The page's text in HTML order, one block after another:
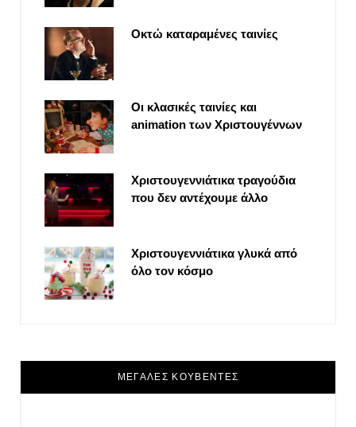
Οκτώ καταραμένες ταινίες
Οι κλασικές ταινίες και
animation των Χριστουγέννων
Χριστουγεννιάτικα τραγούδια
που δεν αντέχουμε άλλο
Χριστουγεννιάτικα γλυκά από
όλο τον κόσμο
ΜΕΓΑΛΕΣ ΚΟΥΒΕΝΤΕΣ